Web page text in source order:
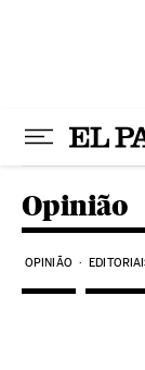
Opinião
OPINIÃO